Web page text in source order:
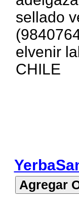
sellado
elvenir
CHILE